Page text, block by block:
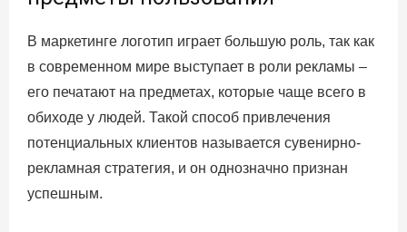
В маркетинге логотип играет большую роль, так как
в современном мире выступает в роли рекламы –
его печатают на предметах, которые чаще всего в
обиходе у людей. Такой способ привлечения
потенциальных клиентов называется сувенирно-
рекламная стратегия, и он однозначно признан
успешным.